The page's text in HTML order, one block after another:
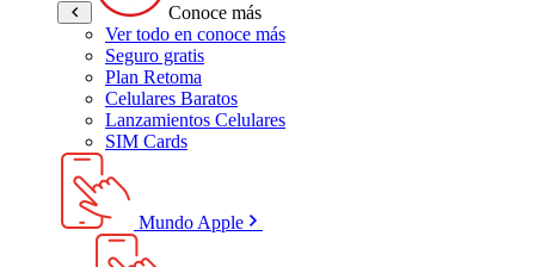
Conoce más
Ver todo en conoce más
Seguro gratis
Plan Retoma
Celulares Baratos
Lanzamientos Celulares
SIM Cards
Mundo Apple